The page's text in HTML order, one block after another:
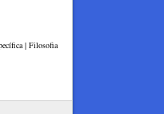
| Filosofia